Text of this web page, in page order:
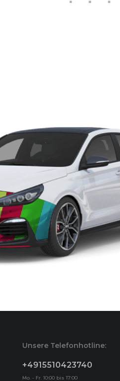
Unsere Telefonhotline:
+4915510423740
Mo. - Fr. 10:00 bis 17:00